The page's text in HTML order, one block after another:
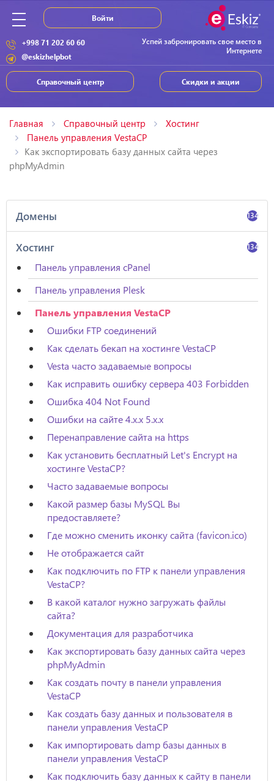
Успей забронировать свое место в
Интернете
+998 71 202 60 60
@eskizhelpbot
Скидки и акции
Справочный центр
Войти
Главная Справочный центр
Хостинг
Панель управления VestaCP
Как экспортировать базу данных сайта через
phpMyAdmin
Домены 134
Хостинг 134
Панель управления cPanel
Панель управления Plesk
Панель управления VestaCP
Ошибки FTP соединений
Как сделать бекап на хостинге VestaCP
Vesta часто задаваемые вопросы
Как исправить ошибку сервера 403 Forbidden
Ошибка 404 Not Found
Ошибки на сайте 4.x.x 5.x.x
Перенаправление сайта на https
Как установить бесплатный Let's Encrypt на
хостинге VestaCP?
Часто задаваемые вопросы
Какой размер базы MySQL Вы
предоставляете?
Где можно сменить иконку сайта (favicon.ico)
Не отображается сайт
Как подключить по FTP к панели управления
VestaCP?
В какой каталог нужно загружать файлы
сайта?
Документация для разработчика
Как экспортировать базу данных сайта через
phpMyAdmin
Как создать почту в панели управления
VestaCP
Как создать базу данных и пользователя в
панели управления VestaCP
Как импортировать damp базы данных в
панели управления VestaCP
Как подключить базу данных к сайту в панели